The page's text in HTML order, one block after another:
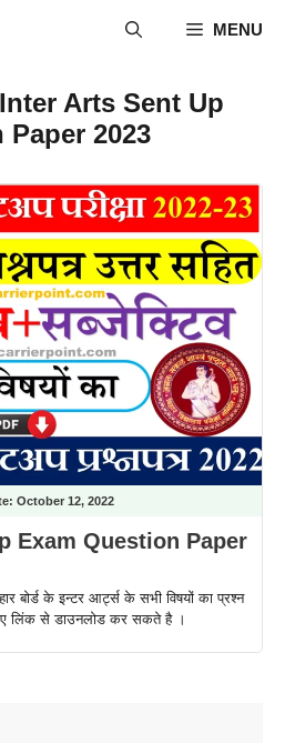
MENU
Arts Sent Up
2023
October 12, 2022
Exam Question Paper
बोर्ड के इन्टर आर्ट्स के सभी विषयों का प्रश्न
लिंक से डाउनलोड कर सकते है ।